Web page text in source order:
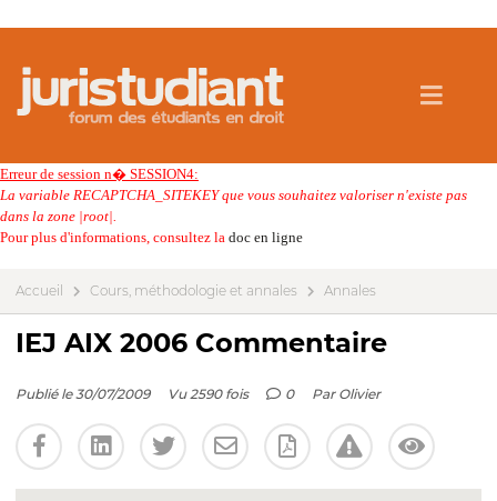
Erreur de session n� SESSION4:
La variable RECAPTCHA_SITEKEY que vous souhaitez valoriser n'existe pas
dans la zone |root|.
Pour plus d'informations, consultez la doc en ligne
Accueil Cours, méthodologie et annales Annales
IEJ AIX 2006 Commentaire
Publié le 30/07/2009 Vu 2590 fois 0 Par Olivier